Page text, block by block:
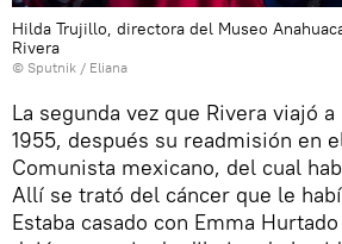
Hilda Trujillo, directora del Museo
Rivera
© Sputnik / Eliana
La segunda vez que Rivera viajó a
1955, después su readmisión en
Comunista mexicano, del cual
Allí se trató del cáncer que le
Estaba casado con Emma